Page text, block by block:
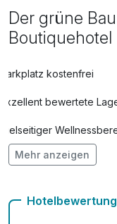
pro Tag
Lunchpaket
pro Stück
Romantisch
pro Zimmer
Der grüne
Boutiquehotel
Parkplatz kostenfrei
Exzellent bewertete
Vielseitiger
Hunde im Hotel erlaubt
Mehr anzeigen